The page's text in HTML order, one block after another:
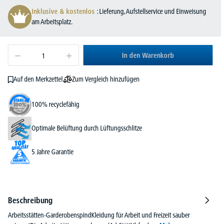
Inklusive & kostenlos : Lieferung, Aufstellservice und Einweisung
am Arbeitsplatz.
In den Warenkorb
Auf den Merkzettel Zum Vergleich hinzufügen
100% recyclefähig
Optimale Belüftung durch Lüftungsschlitze
5 Jahre Garantie
Beschreibung
Arbeitsstätten-GarderobenspindKleidung für Arbeit und Freizeit sauber